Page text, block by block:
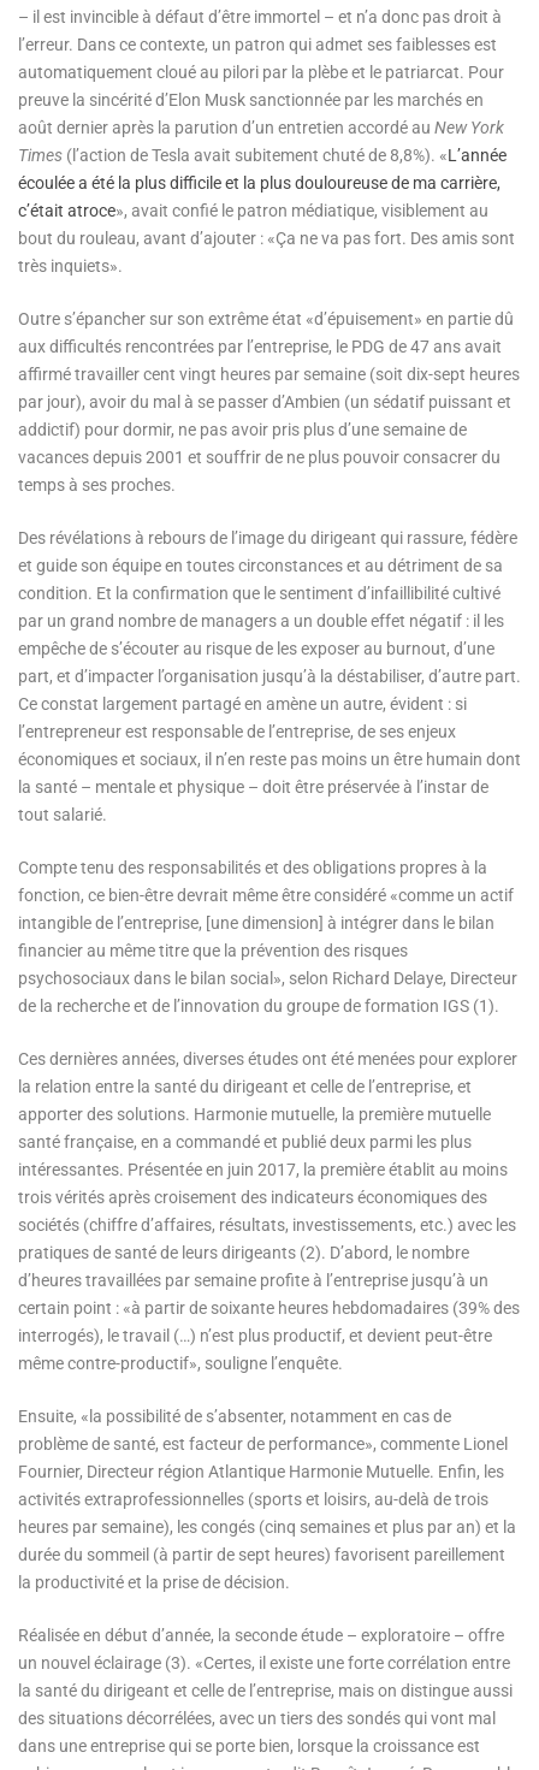
– il est invincible à défaut d’être immortel – et n’a donc pas droit à
l’erreur. Dans ce contexte, un patron qui admet ses faiblesses est
automatiquement cloué au pilori par la plèbe et le patriarcat. Pour
preuve la sincérité d’Elon Musk sanctionnée par les marchés en
août dernier après la parution d’un entretien accordé au New York
Times (l’action de Tesla avait subitement chuté de 8,8%). «L’année
écoulée a été la plus difficile et la plus douloureuse de ma carrière,
c’était atroce», avait confié le patron médiatique, visiblement au
bout du rouleau, avant d’ajouter : «Ça ne va pas fort. Des amis sont
très inquiets».
Outre s’épancher sur son extrême état «d’épuisement» en partie dû
aux difficultés rencontrées par l’entreprise, le PDG de 47 ans avait
affirmé travailler cent vingt heures par semaine (soit dix-sept heures
par jour), avoir du mal à se passer d’Ambien (un sédatif puissant et
addictif) pour dormir, ne pas avoir pris plus d’une semaine de
vacances depuis 2001 et souffrir de ne plus pouvoir consacrer du
temps à ses proches.
Des révélations à rebours de l’image du dirigeant qui rassure, fédère
et guide son équipe en toutes circonstances et au détriment de sa
condition. Et la confirmation que le sentiment d’infaillibilité cultivé
par un grand nombre de managers a un double effet négatif : il les
empêche de s’écouter au risque de les exposer au burnout, d’une
part, et d’impacter l’organisation jusqu’à la déstabiliser, d’autre part.
Ce constat largement partagé en amène un autre, évident : si
l’entrepreneur est responsable de l’entreprise, de ses enjeux
économiques et sociaux, il n’en reste pas moins un être humain dont
la santé – mentale et physique – doit être préservée à l’instar de
tout salarié.
Compte tenu des responsabilités et des obligations propres à la
fonction, ce bien-être devrait même être considéré «comme un actif
intangible de l’entreprise, [une dimension] à intégrer dans le bilan
financier au même titre que la prévention des risques
psychosociaux dans le bilan social», selon Richard Delaye, Directeur
de la recherche et de l’innovation du groupe de formation IGS (1).
Ces dernières années, diverses études ont été menées pour explorer
la relation entre la santé du dirigeant et celle de l’entreprise, et
apporter des solutions. Harmonie mutuelle, la première mutuelle
santé française, en a commandé et publié deux parmi les plus
intéressantes. Présentée en juin 2017, la première établit au moins
trois vérités après croisement des indicateurs économiques des
sociétés (chiffre d’affaires, résultats, investissements, etc.) avec les
pratiques de santé de leurs dirigeants (2). D’abord, le nombre
d’heures travaillées par semaine profite à l’entreprise jusqu’à un
certain point : «à partir de soixante heures hebdomadaires (39% des
interrogés), le travail (…) n’est plus productif, et devient peut-être
même contre-productif», souligne l’enquête.
Ensuite, «la possibilité de s’absenter, notamment en cas de
problème de santé, est facteur de performance», commente Lionel
Fournier, Directeur région Atlantique Harmonie Mutuelle. Enfin, les
activités extraprofessionnelles (sports et loisirs, au-delà de trois
heures par semaine), les congés (cinq semaines et plus par an) et la
durée du sommeil (à partir de sept heures) favorisent pareillement
la productivité et la prise de décision.
Réalisée en début d’année, la seconde étude – exploratoire – offre
un nouvel éclairage (3). «Certes, il existe une forte corrélation entre
la santé du dirigeant et celle de l’entreprise, mais on distingue aussi
des situations décorrélées, avec un tiers des sondés qui vont mal
dans une entreprise qui se porte bien, lorsque la croissance est